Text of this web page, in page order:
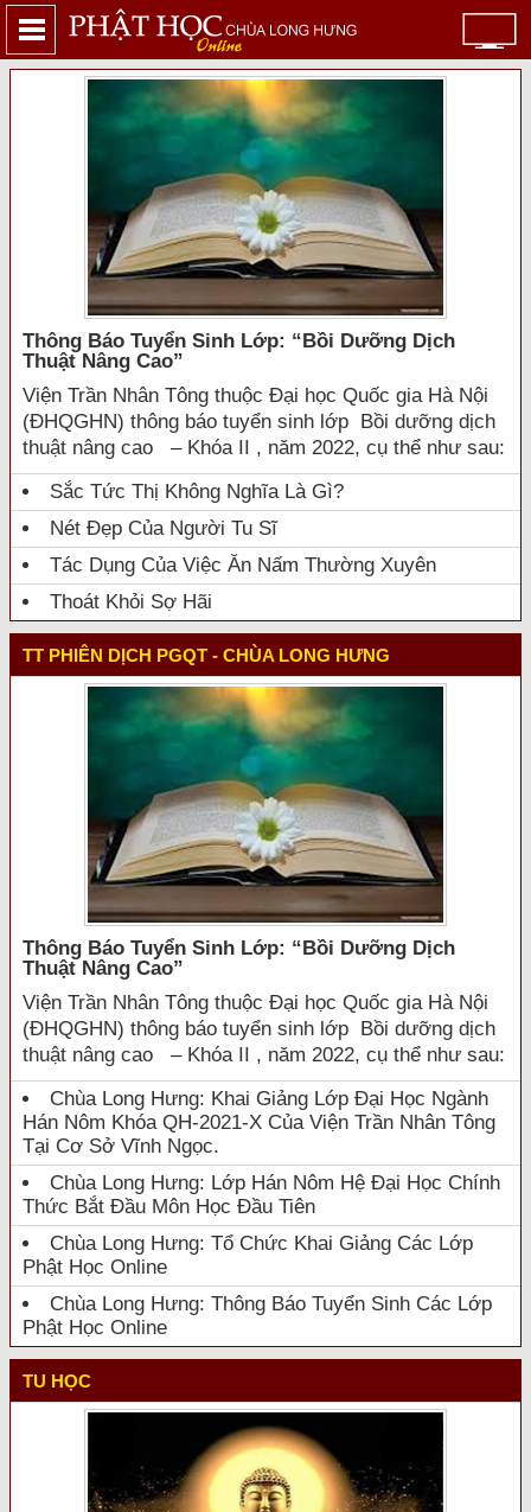
Thông Báo Tuyển Sinh Lớp: “bồi Dưỡng Dịch
Thuật Nâng Cao”
Viện Trần Nhân Tông thuộc Đại học Quốc gia Hà Nội
(ĐHQGHN) thông báo tuyển sinh lớp Bồi dưỡng dịch
thuật nâng cao – Khóa II , năm 2022, cụ thể như sau:
Sắc Tức Thị Không Nghĩa Là Gì?
Nét Đẹp Của Người Tu Sĩ
Tác Dụng Của Việc Ăn Nấm Thường Xuyên
Thoát Khỏi Sợ Hãi
TT PHIÊN DỊCH PGQT - CHÙA LONG HƯNG
Thông Báo Tuyển Sinh Lớp: “bồi Dưỡng Dịch
Thuật Nâng Cao”
Viện Trần Nhân Tông thuộc Đại học Quốc gia Hà Nội
(ĐHQGHN) thông báo tuyển sinh lớp Bồi dưỡng dịch
thuật nâng cao – Khóa II , năm 2022, cụ thể như sau:
Chùa Long Hưng: Khai Giảng Lớp Đại Học Ngành
Hán Nôm Khóa QH-2021-X Của Viện Trần Nhân Tông
Tại Cơ Sở Vĩnh Ngọc.
Chùa Long Hưng: Lớp Hán Nôm Hệ Đại Học Chính
Thức Bắt Đầu Môn Học Đầu Tiên
Chùa Long Hưng: Tổ Chức Khai Giảng Các Lớp
Phật Học Online
Chùa Long Hưng: Thông Báo Tuyển Sinh Các Lớp
Phật Học Online
TU HỌC